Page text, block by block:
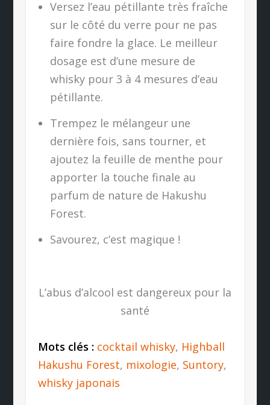
Versez l’eau pétillante très fraîche
sur le côté du verre pour ne pas
faire fondre la glace. Le meilleur
dosage est d’une mesure de
whisky pour 3 à 4 mesures d’eau
pétillante.
Trempez le mélangeur une
dernière fois, sans tourner, et
ajoutez la feuille de menthe pour
apporter la touche finale au
parfum de nature de Hakushu
Forest.
Savourez, c’est magique !
L’abus d’alcool est dangereux pour la
santé
Mots clés : cocktail whisky, Highball
Hakushu Forest, mixologie, Suntory,
whisky japonais